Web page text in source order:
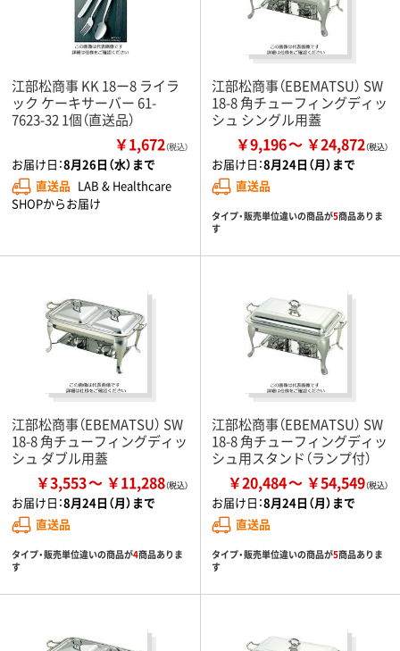
江部松商事 KK 18ー8 ライラ
ック ケーキサーバー 61-
7623-32 1個（直送品）
￥1,672（税込）
お届け日：8月26日（水）まで
直送品 LAB & Healthcare
SHOPからお届け
江部松商事（EBEMATSU） SW
18-8 角チューフィングディッ
シュ シングル用蓋
￥9,196 ￥24,872
お届け日：8月24日（月）まで
直送品
タイプ・販売単位違いの商品が5商品ありま
す
江部松商事（EBEMATSU） SW
18-8 角チューフィングディッ
シュ ダブル用蓋
￥3,553 ￥11,288
お届け日：8月24日（月）まで
直送品
タイプ・販売単位違いの商品が4商品ありま
す
江部松商事（EBEMATSU） SW
18-8 角チューフィングディッ
シュ用スタンド（ランプ付）
￥20,484 ￥54,549
お届け日：8月24日（月）まで
直送品
タイプ・販売単位違いの商品が5商品ありま
す